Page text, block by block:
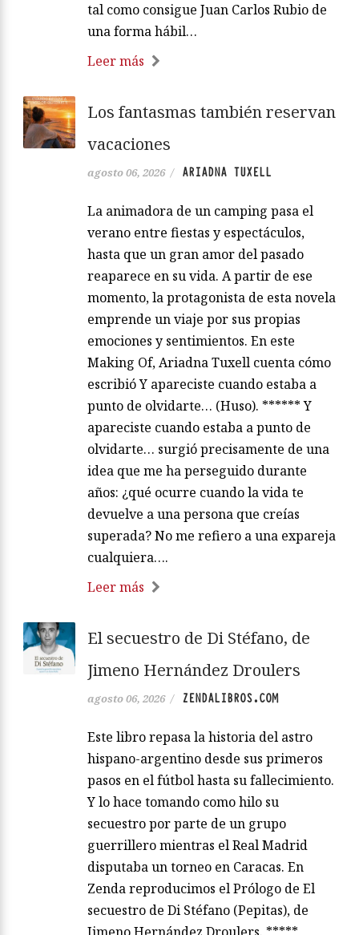
tal como consigue Juan Carlos Rubio de
una forma hábil…
Leer más
Los fantasmas también reservan
vacaciones
agosto 06, 2026 / ARIADNA TUXELL
La animadora de un camping pasa el
verano entre fiestas y espectáculos,
hasta que un gran amor del pasado
reaparece en su vida. A partir de ese
momento, la protagonista de esta novela
emprende un viaje por sus propias
emociones y sentimientos. En este
Making Of, Ariadna Tuxell cuenta cómo
escribió Y apareciste cuando estaba a
punto de olvidarte… (Huso). ****** Y
apareciste cuando estaba a punto de
olvidarte… surgió precisamente de una
idea que me ha perseguido durante
años: ¿qué ocurre cuando la vida te
devuelve a una persona que creías
superada? No me refiero a una expareja
cualquiera….
Leer más
El secuestro de Di Stéfano, de
Jimeno Hernández Droulers
agosto 06, 2026 / ZENDALIBROS.COM
Este libro repasa la historia del astro
hispano-argentino desde sus primeros
pasos en el fútbol hasta su fallecimiento.
Y lo hace tomando como hilo su
secuestro por parte de un grupo
guerrillero mientras el Real Madrid
disputaba un torneo en Caracas. En
Zenda reproducimos el Prólogo de El
secuestro de Di Stéfano (Pepitas), de